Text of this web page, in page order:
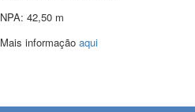
NPA: 42,50 m
Mais informação aqui